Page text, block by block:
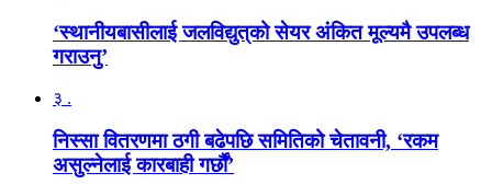
‘स्थानीयबासीलाई जलविद्युत्‌को सेयर अंकित मूल्यमै उपलब्ध
गराउनु’
३ .
निस्सा वितरणमा ठगी बढेपछि समितिको चेतावनी, ‘रकम
असुल्नेलाई कारबाही गर्छाैं’